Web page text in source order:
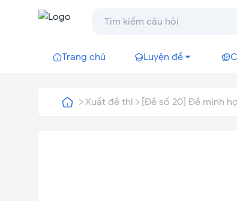
Trang chủ Luyện đề
Xuất đề thi [Đề số 20] Đề minh